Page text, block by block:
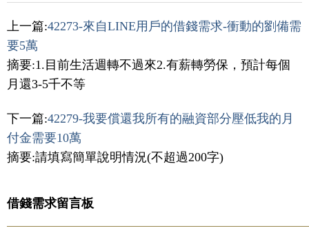
上一篇:42273-來自LINE用戶的借錢需求-衝動的劉備需
要5萬
摘要:1.目前生活週轉不過來2.有薪轉勞保，預計每個
月還3-5千不等
下一篇:42279-我要償還我所有的融資部分壓低我的月
付金需要10萬
摘要:請填寫簡單說明情況(不超過200字)
借錢需求留言板